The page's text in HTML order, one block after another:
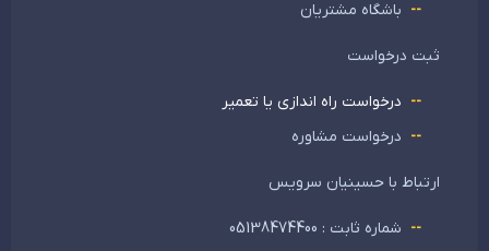
باشگاه مشتریان
ثبت درخواست
درخواست راه اندازی یا تعمیر
درخواست مشاوره
ارتباط با حسینیان سرویس
شماره ثابت : 05138474400